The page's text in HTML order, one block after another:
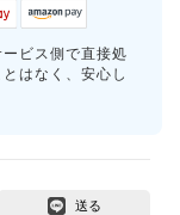
ビス側で直接処
はなく、安心し
送る